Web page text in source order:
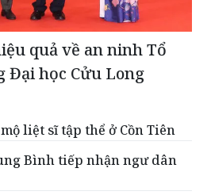
Đại học Cửu Long
liệt sĩ tập thể ở Cồn Tiên